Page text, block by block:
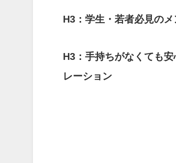
H3：学生・若者必見の
H3：手持ちがなくても
レーション